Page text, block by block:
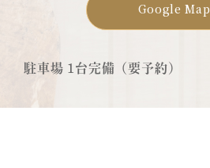
Google Map
駐車場 1台完備（要予約）